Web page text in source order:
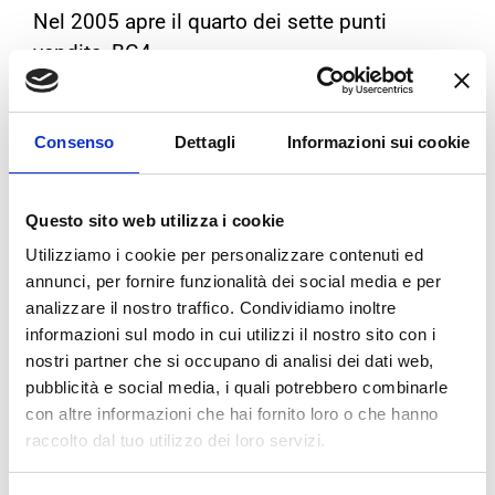
Consenso Dettagli Informazioni sui cookie
Questo sito web utilizza i cookie
Utilizziamo i cookie per personalizzare contenuti ed
annunci, per fornire funzionalità dei social media e per
analizzare il nostro traffico. Condividiamo inoltre
informazioni sul modo in cui utilizzi il nostro sito con i
nostri partner che si occupano di analisi dei dati web,
pubblicità e social media, i quali potrebbero combinarle
con altre informazioni che hai fornito loro o che hanno
raccolto dal tuo utilizzo dei loro servizi.
Nel 2005 apre il quarto dei sette punti
vendita, BG4.
Questa volta la volontà di aprire un quarto
negozio nasce dall’esigenza di avere più
spazio per un’attività che negli ultimi anni
stava crescendo velocemente, la
L’attività di Import-Export nel mondo decolla
molto bene e con BG4 lo spazio da dedicare
allo stoccaggio dei pneumatici in transito è
notevole. Il centro revisioni interno completa
i servizi del centro.
BG4 è officina specializzata in meccatronica
ed è centro specializzato per la vendita e il